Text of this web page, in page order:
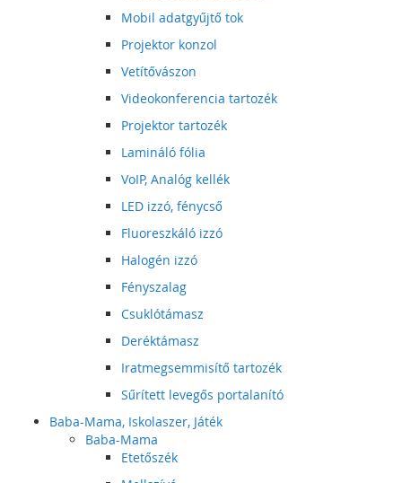
Mobil adatgyűjtő tok
Projektor konzol
Vetítővászon
Videokonferencia tartozék
Projektor tartozék
Lamináló fólia
VoIP, Analóg kellék
LED izzó, fénycső
Fluoreszkáló izzó
Halogén izzó
Fényszalag
Csuklótámasz
Deréktámasz
Iratmegsemmisítő tartozék
Sűrített levegős portalanító
Baba-Mama, Iskolaszer, Játék
Baba-Mama
Etetőszék